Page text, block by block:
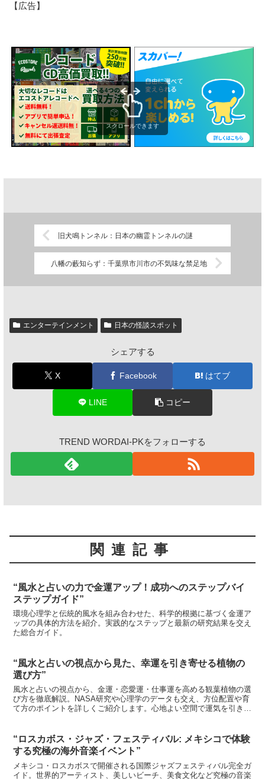
【広告】
スクロールできます
旧犬鳴トンネル：日本の幽霊トンネルの謎
八幡の藪知らず：千葉県市川市の不気味な禁足地
エンターテインメント 日本の怪談スポット
シェアする
X Facebook はてブ
LINE コピー
TREND WORDAI-PKをフォローする
関連記事
“風水と占いの力で金運アップ！成功へのステップバイ
ステップガイド”
環境心理学と伝統的風水を組み合わせた、科学的根拠に基づく金運ア
ップの具体的方法を紹介。実践的なステップと最新の研究結果を交え
た総合ガイド。
“風水と占いの視点から見た、幸運を引き寄せる植物の
選び方”
風水と占いの視点から、金運・恋愛運・仕事運を高める観葉植物の選
び方を徹底解説。NASA研究や心理学のデータも交え、方位配置や育
て方のポイントを詳しくご紹介します。心地よい空間で運気を引き寄
“ロスカボス・ジャズ・フェスティバル: メキシコで体験
する究極の海外音楽イベント”
メキシコ・ロスカボスで開催される国際ジャズフェスティバル完全ガ
イド。世界的アーティスト、美しいビーチ、美食文化など究極の音楽